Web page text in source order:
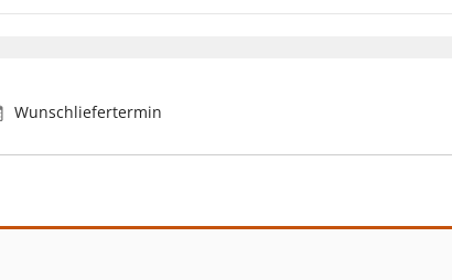
Wunschliefertermin